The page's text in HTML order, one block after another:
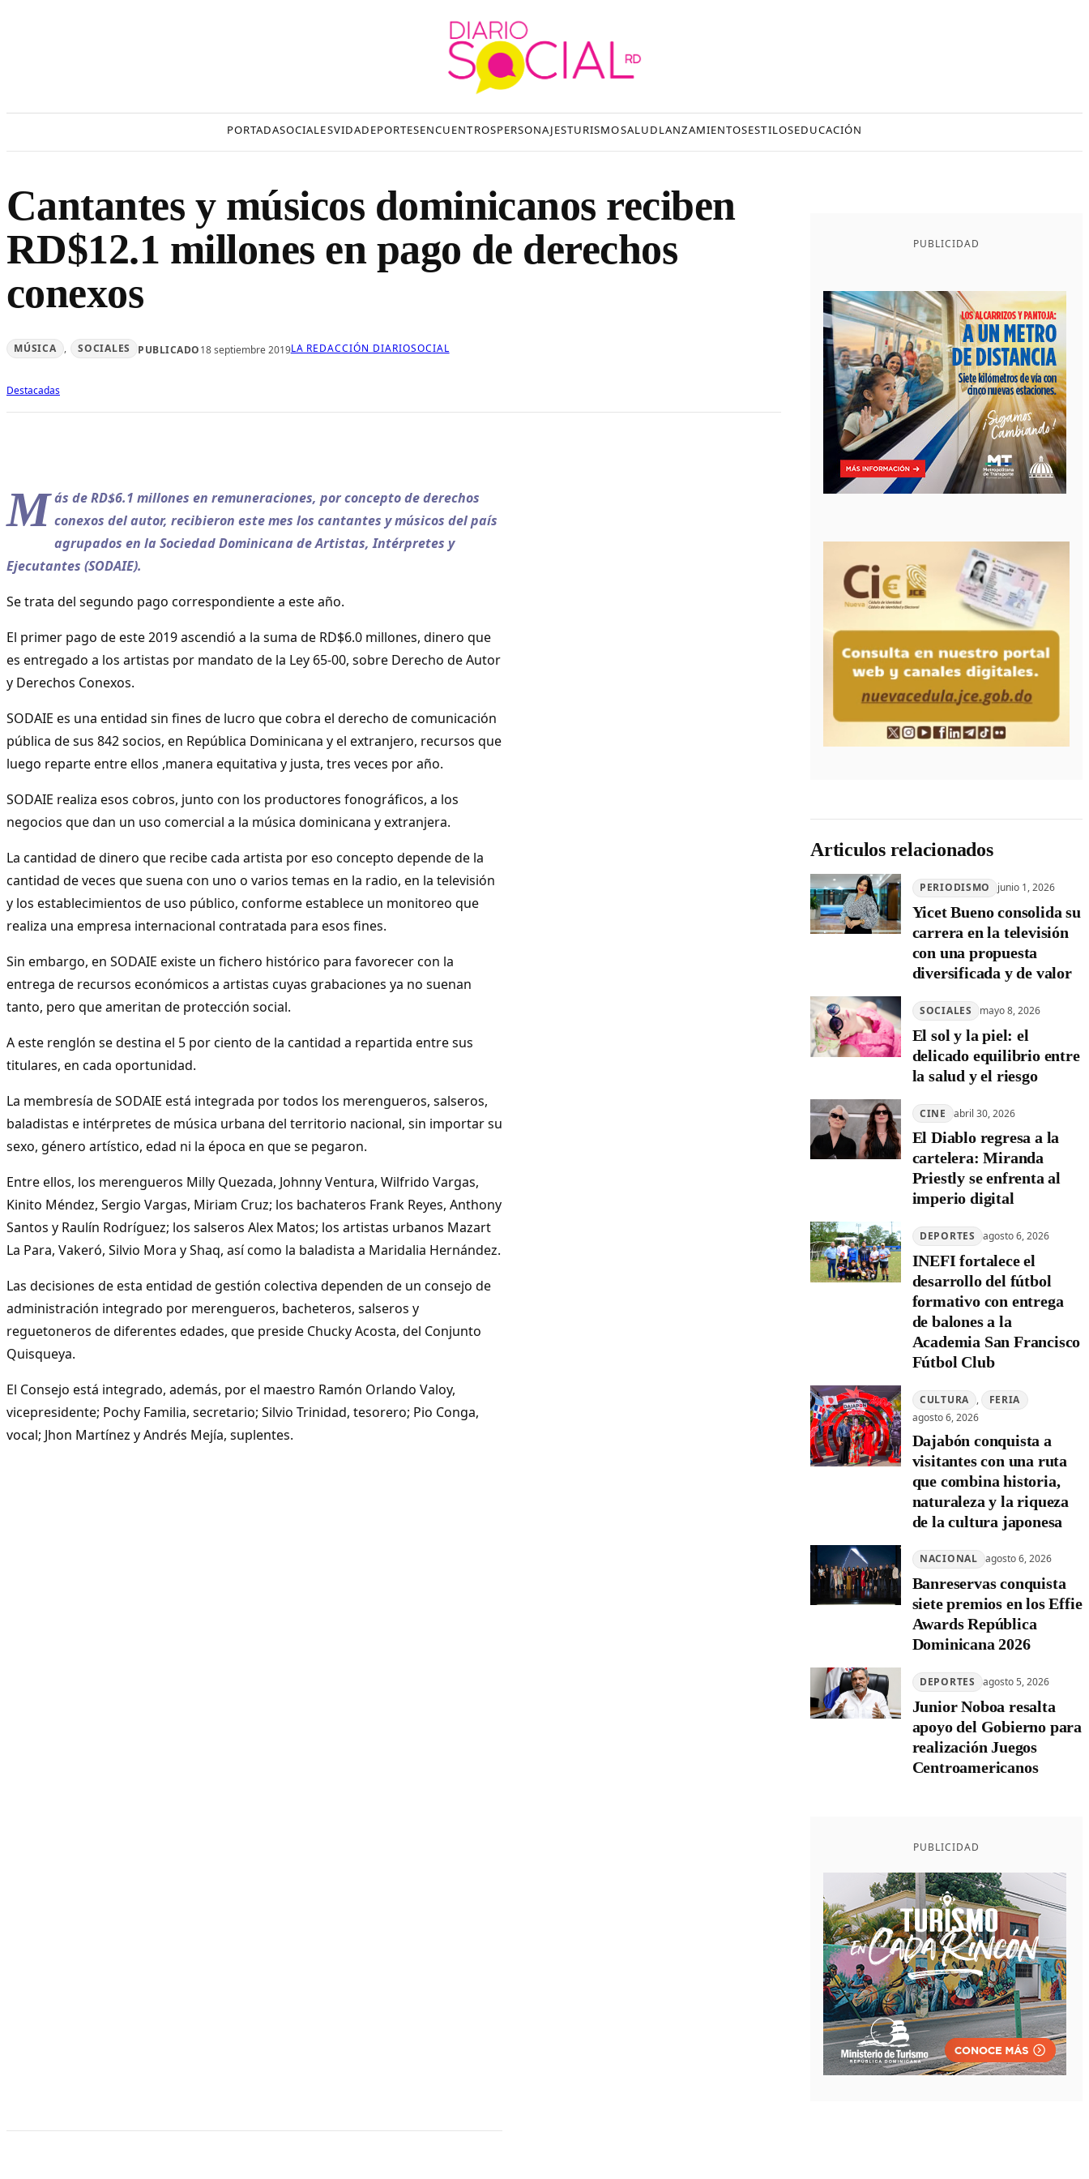
PORTADASOCIALESVIDADEPORTESENCUENTROSPERSONAJESTURISMOSALUDLANZAMIENTOSESTILOSEDUCACIÓN
Cantantes y músicos dominicanos reciben
RD$12.1 millones en pago de derechos
conexos
MÚSICA , SOCIALES PUBLICADO18 septiembre 2019LA REDACCIÓN DIARIOSOCIAL
Destacadas
M ás de RD$6.1 millones en remuneraciones, por concepto de derechos
conexos del autor, recibieron este mes los cantantes y músicos del país
agrupados en la Sociedad Dominicana de Artistas, Intérpretes y
Ejecutantes (SODAIE).
Se trata del segundo pago correspondiente a este año.
El primer pago de este 2019 ascendió a la suma de RD$6.0 millones, dinero que
es entregado a los artistas por mandato de la Ley 65-00, sobre Derecho de Autor
y Derechos Conexos.
SODAIE es una entidad sin fines de lucro que cobra el derecho de comunicación
pública de sus 842 socios, en República Dominicana y el extranjero, recursos que
luego reparte entre ellos ,manera equitativa y justa, tres veces por año.
SODAIE realiza esos cobros, junto con los productores fonográficos, a los
negocios que dan un uso comercial a la música dominicana y extranjera.
La cantidad de dinero que recibe cada artista por eso concepto depende de la
cantidad de veces que suena con uno o varios temas en la radio, en la televisión
y los establecimientos de uso público, conforme establece un monitoreo que
realiza una empresa internacional contratada para esos fines.
Sin embargo, en SODAIE existe un fichero histórico para favorecer con la
entrega de recursos económicos a artistas cuyas grabaciones ya no suenan
tanto, pero que ameritan de protección social.
A este renglón se destina el 5 por ciento de la cantidad a repartida entre sus
titulares, en cada oportunidad.
La membresía de SODAIE está integrada por todos los merengueros, salseros,
baladistas e intérpretes de música urbana del territorio nacional, sin importar su
sexo, género artístico, edad ni la época en que se pegaron.
Entre ellos, los merengueros Milly Quezada, Johnny Ventura, Wilfrido Vargas,
Kinito Méndez, Sergio Vargas, Miriam Cruz; los bachateros Frank Reyes, Anthony
Santos y Raulín Rodríguez; los salseros Alex Matos; los artistas urbanos Mazart
La Para, Vakeró, Silvio Mora y Shaq, así como la baladista a Maridalia Hernández.
Las decisiones de esta entidad de gestión colectiva dependen de un consejo de
administración integrado por merengueros, bacheteros, salseros y
reguetoneros de diferentes edades, que preside Chucky Acosta, del Conjunto
Quisqueya.
El Consejo está integrado, además, por el maestro Ramón Orlando Valoy,
vicepresidente; Pochy Familia, secretario; Silvio Trinidad, tesorero; Pio Conga,
vocal; Jhon Martínez y Andrés Mejía, suplentes.
PUBLICIDAD
Articulos relacionados
PERIODISMO junio 1, 2026
Yicet Bueno consolida su
carrera en la televisión
con una propuesta
diversificada y de valor
SOCIALES mayo 8, 2026
El sol y la piel: el
delicado equilibrio entre
la salud y el riesgo
CINE abril 30, 2026
El Diablo regresa a la
cartelera: Miranda
Priestly se enfrenta al
imperio digital
DEPORTES agosto 6, 2026
INEFI fortalece el
desarrollo del fútbol
formativo con entrega
de balones a la
Academia San Francisco
Fútbol Club
CULTURA ,
FERIA
agosto 6, 2026
Dajabón conquista a
visitantes con una ruta
que combina historia,
naturaleza y la riqueza
de la cultura japonesa
NACIONAL agosto 6, 2026
Banreservas conquista
siete premios en los Effie
Awards República
Dominicana 2026
DEPORTES agosto 5, 2026
Junior Noboa resalta
apoyo del Gobierno para
realización Juegos
Centroamericanos
PUBLICIDAD